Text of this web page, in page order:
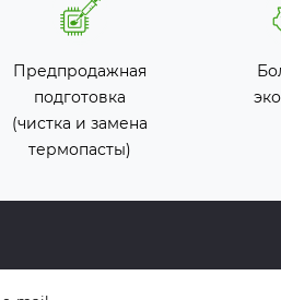
Предпродажная
подготовка
(чистка и замена
термопасты)